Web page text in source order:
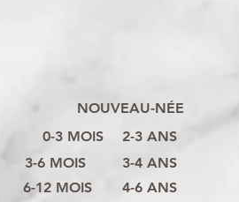
4-6 ANS
3-4 ANS
2-3 ANS
NOUVEAU-NÉE
0-3 MOIS
6-12 MOIS
3-6 MOIS